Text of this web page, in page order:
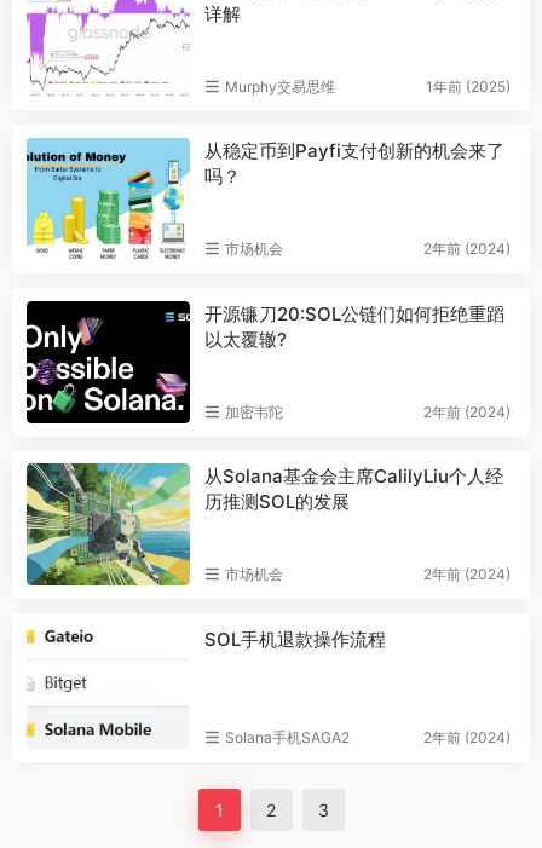
详解
Murphy交易思维 1年前 (2025)
从稳定币到Payfi支付创新的机会来了
吗？
市场机会 2年前 (2024)
开源镰刀20:SOL公链们如何拒绝重蹈
以太覆辙?
加密韦陀 2年前 (2024)
从Solana基金会主席CalilyLiu个人经
历推测SOL的发展
市场机会 2年前 (2024)
SOL手机退款操作流程
Solana手机SAGA2 2年前 (2024)
1 2 3